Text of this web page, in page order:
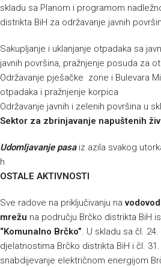
skladu sa Planom i programom
distrikta BiH za održavanje javnih
Sakupljanje i uklanjanje otpadaka sa
javnih površina, pražnjenje posuda za
Održavanje pješačke zone i Bulevara
otpadaka i pražnjenje korpica
Održavanje javnih i zelenih površina u
Sektor za zbrinjavanje napuštenih
Udomljavanje pasaiz azila svakog
h
OSTALE AKTIVNOSTI
Sve radove na priključivanju na
mrežu na području Brčko distrikta BiH
“Komunalno Brčko”. U skladu sa čl.
djelatnostima Brčko distrikta BiH i čl.
snabdijevanje električnom energijom